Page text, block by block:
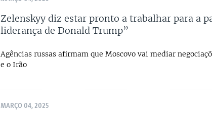
Zelenskyy diz estar pronto a trabalhar para a
liderança de Donald Trump”
Agências russas afirmam que Moscovo vai mediar
e o Irão
MARÇO 04, 2025